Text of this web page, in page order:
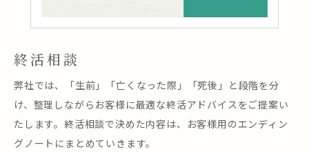
終活相談
弊社では、「生前」「亡くなった際」「死後」と段階を分
け、整理しながらお客様に最適な終活アドバイスをご提案い
たします。終活相談で決めた内容は、お客様用のエンディン
グノートにまとめていきます。